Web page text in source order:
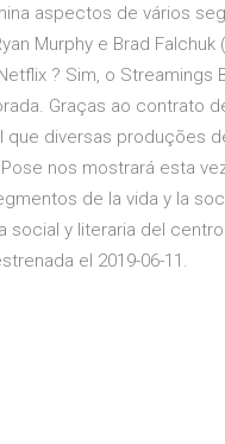
aspectos de vários
Murphy e Brad Falchuk
? Sim, o Streamings
Graças ao contrato
diversas produções
nos mostrará esta
de la vida y la
social y literaria del
el 2019-06-11.